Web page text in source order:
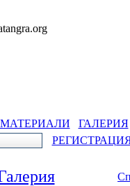
МАТЕРИАЛИ ГАЛЕРИЯ